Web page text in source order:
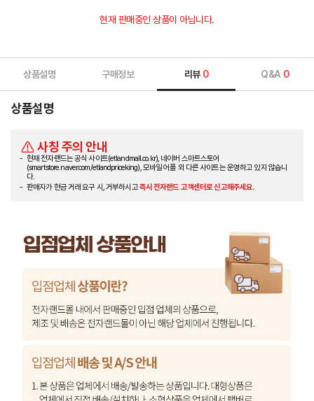
현재 판매중인 상품이 아닙니다.
상품설명 구매정보 리뷰 0 Q&A 0
상품설명
사칭 주의 안내
현재 전자랜드는 공식 사이트(etlandmall.co.kr), 네이버 스마트스토어
(smartstore.naver.com/etlandpriceking), 모바일 어플 외 다른 사이트는 운영하고 있지 않습니
다.
판매자가 현금 거래 요구 시, 거부하시고즉시 전자랜드 고객센터로 신고해주세요.